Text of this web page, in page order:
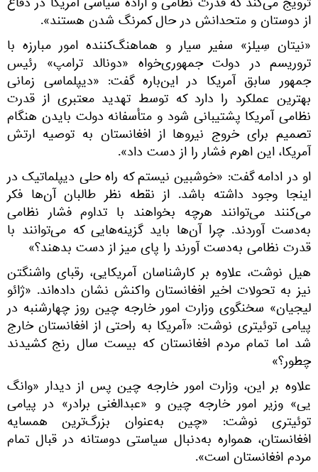
ترویج می‌کند که قدرت نظامی و اراده سیاسی آمریکا در دفاع
از دوستان و متحدانش در حال کمرنگ شدن هستند».
«نیتان سِیلز» سفیر سیار و هماهنگ‌کننده امور مبارزه با
تروریسم در دولت جمهوری‌خواه «دونالد ترامپ» رئیس
جمهور سابق آمریکا در این‌باره گفت: «دیپلماسی زمانی
بهترین عملکرد را دارد که توسط تهدید معتبری از قدرت
نظامی آمریکا پشتیبانی شود و متأسفانه دولت بایدن هنگام
تصمیم برای خروج نیروها از افغانستان به توصیه ارتش
آمریکا، این اهرم فشار را از دست داد».
او در ادامه گفت: «خوشبین نیستم که راه ‌حلی دیپلماتیک در
اینجا وجود داشته باشد. از نقطه نظر طالبان آن‌ها فکر
می‌کنند می‌توانند هرچه بخواهند با تداوم فشار نظامی
به‌دست آوردند. چرا آن‌ها باید گزینه‌هایی که می‌توانند با
قدرت نظامی به‌دست آورند را پای میز از دست بدهند؟»
هیل نوشت، علاوه بر کارشناسان آمریکایی، رقبای واشنگتن
نیز به تحولات اخیر افغانستان واکنش نشان داده‌اند. «ژائو
لیجیان» سخنگوی وزارت امور خارجه چین روز چهارشنبه در
پیامی توئیتری نوشت: «آمریکا به راحتی از افغانستان خارج
شد اما تمام مردم افغانستان که بیست سال رنج کشیدند
چطور؟»
علاوه بر این، وزارت امور خارجه چین پس از دیدار «وانگ
یی» وزیر امور خارجه چین و «عبدالغنی برادر» در پیامی
توئیتری نوشت: «چین به‌عنوان بزرگ‌ترین همسایه
افغانستان، همواره به‌دنبال سیاستی دوستانه در قبال تمام
مردم افغانستان است».